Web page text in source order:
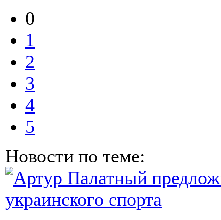
0
1
2
3
4
5
Новости по теме: